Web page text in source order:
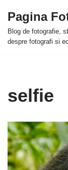
Skip
to
Pagina
Blog de fotografie,
despre fotografi si
selfie